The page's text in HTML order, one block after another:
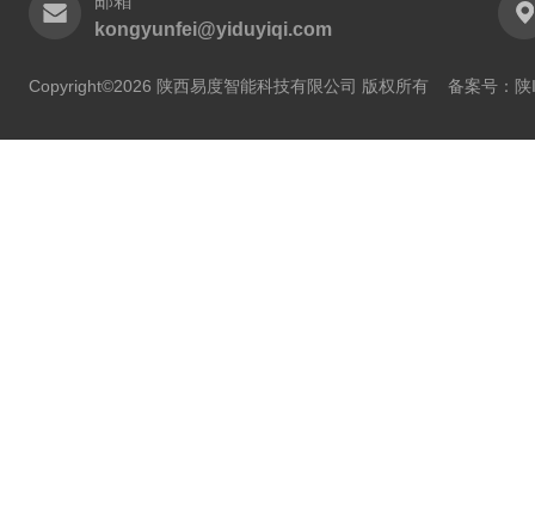
kongyunfei@yiduyiqi.com
Copyright©2026 陕西易度智能科技有限公司 版权所有 备案号：